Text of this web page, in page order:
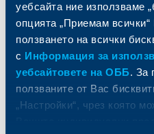
уебсайта ние използваме
опцията „Приемам всички“
ползването на всички
с Информация за
уебсайтовете на ОББ. За
ползваните от Вас
„Настройки“, чрез която
Индивидуални
клиенти
Сметки и плащания
Спестявания и инвестиции